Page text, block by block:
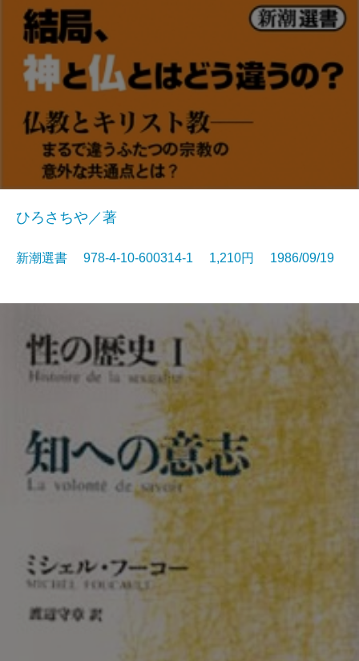
ひろさちや／著
新潮選書 978-4-10-600314-1 1,210円 1986/09/19